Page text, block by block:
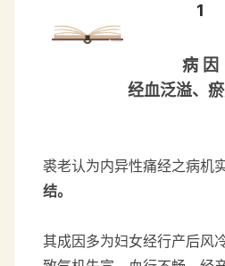
1
病 因
经血泛溢、
裘老认为内异性痛经之病机
结。
其成因多为妇女经行产后风